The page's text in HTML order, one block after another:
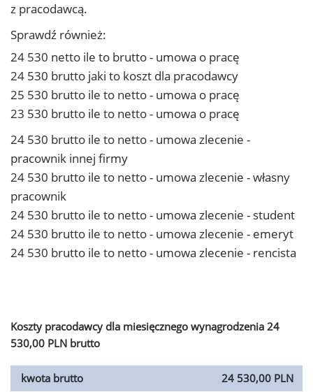
z pracodawcą.
Sprawdź również:
24 530 netto ile to brutto - umowa o pracę
24 530 brutto jaki to koszt dla pracodawcy
25 530 brutto ile to netto - umowa o pracę
23 530 brutto ile to netto - umowa o pracę
24 530 brutto ile to netto - umowa zlecenie -
pracownik innej firmy
24 530 brutto ile to netto - umowa zlecenie - własny
pracownik
24 530 brutto ile to netto - umowa zlecenie - student
24 530 brutto ile to netto - umowa zlecenie - emeryt
24 530 brutto ile to netto - umowa zlecenie - rencista
Koszty pracodawcy dla miesięcznego wynagrodzenia 24
530,00 PLN brutto
kwota brutto
24 530,00 PLN